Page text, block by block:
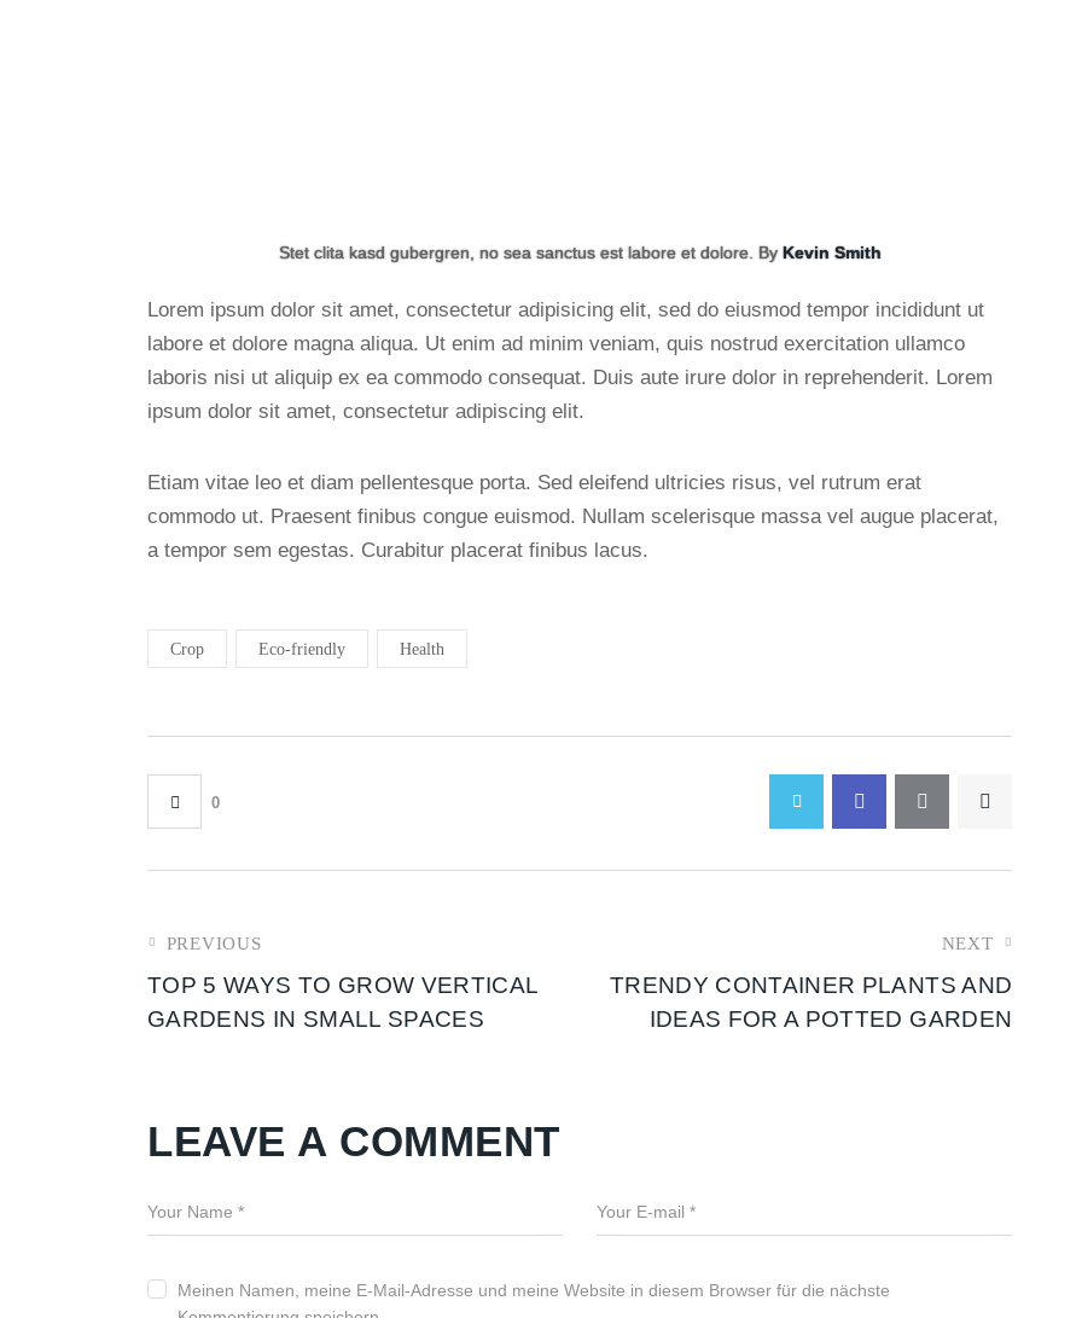
Stet clita kasd gubergren, no sea sanctus est labore et dolore. ByKevin Smith
Lorem ipsum dolor sit amet, consectetur adipisicing elit, sed do eiusmod tempor incididunt ut
labore et dolore magna aliqua. Ut enim ad minim veniam, quis nostrud exercitation ullamco
laboris nisi ut aliquip ex ea commodo consequat. Duis aute irure dolor in reprehenderit. Lorem
ipsum dolor sit amet, consectetur adipiscing elit.
Etiam vitae leo et diam pellentesque porta. Sed eleifend ultricies risus, vel rutrum erat
commodo ut. Praesent finibus congue euismod. Nullam scelerisque massa vel augue placerat,
a tempor sem egestas. Curabitur placerat finibus lacus.
Crop Eco-friendly Health
0
PREVIOUS
TOP 5 WAYS TO GROW VERTICAL
GARDENS IN SMALL SPACES
NEXT
TRENDY CONTAINER PLANTS AND
IDEAS FOR A POTTED GARDEN
LEAVE A COMMENT
Meinen Namen, meine E-Mail-Adresse und meine Website in diesem Browser für die nächste